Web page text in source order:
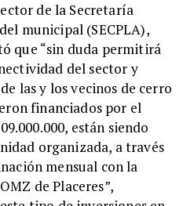
de la Secretaría
municipal (SECPLA),
que “sin duda permitirá
del sector y
las y los vecinos de cerro
financiados por el
están siendo
organizada, a través
mensual con la
de Placeres”,